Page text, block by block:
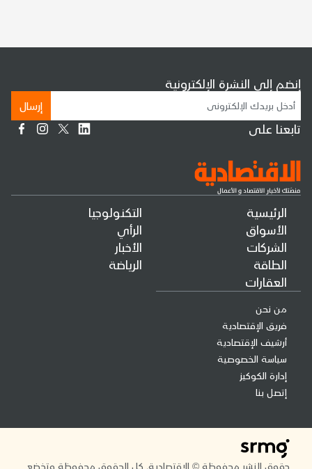
الرئيسية
الأسواق
الشركات
الطاقة
العقارات
التكنولوجيا
الرأي
الأخبار
الرياضة
من نحن
فريق الإقتصادية
أرشيف الإقتصادية
سياسة الخصوصية
إدارة الكوكيز
إتصل بنا
إنضم إلى النشرة الإلكترونية
إرسال
تابعنا على
حقوق النشر محفوظة © الاقتصادية. كل الحقوق محفوظة وتخضع